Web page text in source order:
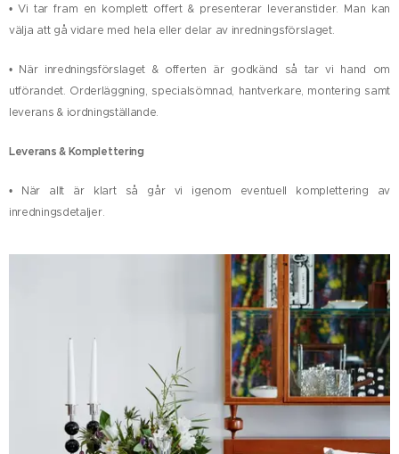
• Vi tar fram en komplett offert & presenterar leveranstider. Man kan
välja att gå vidare med hela eller delar av inredningsförslaget.
• När inredningsförslaget & offerten är godkänd så tar vi hand om
utförandet. Orderläggning, specialsömnad, hantverkare, montering samt
leverans & iordningställande.
Leverans & Komplettering
• När allt är klart så går vi igenom eventuell komplettering av
inredningsdetaljer.